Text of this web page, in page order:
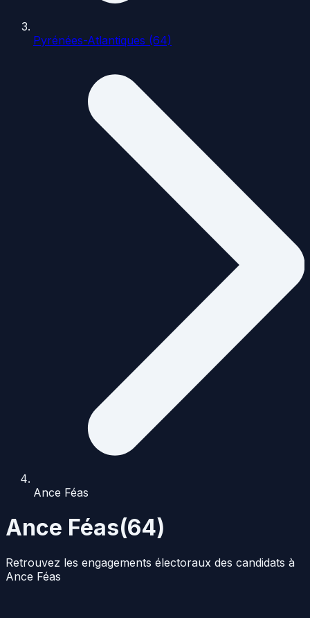
Pyrénées-Atlantiques (64)
Ance Féas
Ance Féas(64)
Retrouvez les engagements électoraux des candidats à
Ance Féas